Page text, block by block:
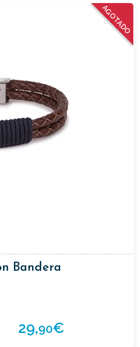
AGOTADO
Bandera
29,90€